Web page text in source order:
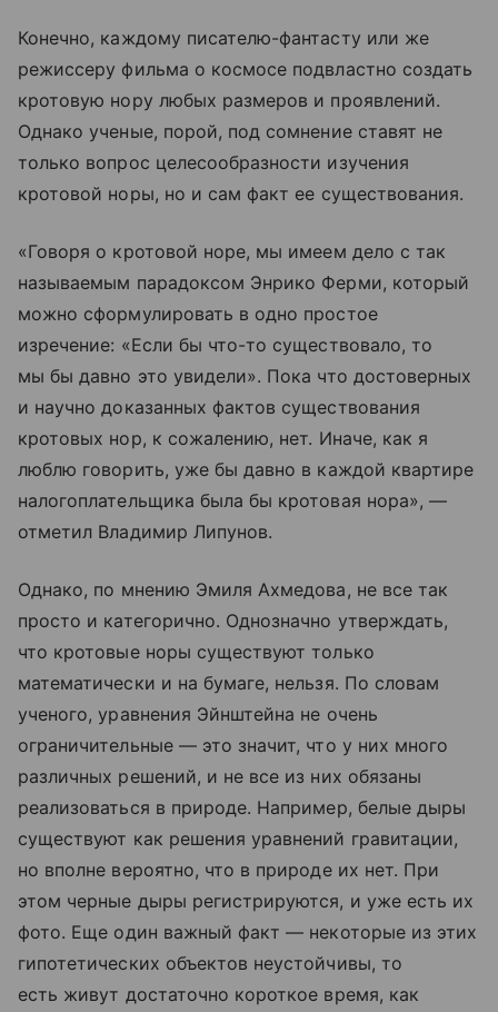
Конечно, каждому писателю-фантасту или же
режиссеру фильма о космосе подвластно создать
кротовую нору любых размеров и проявлений.
Однако ученые, порой, под сомнение ставят не
только вопрос целесообразности изучения
кротовой норы, но и сам факт ее существования.
«Говоря о кротовой норе, мы имеем дело с так
называемым парадоксом Энрико Ферми, который
можно сформулировать в одно простое
изречение: «Если бы что-то существовало, то
мы бы давно это увидели». Пока что достоверных
и научно доказанных фактов существования
кротовых нор, к сожалению, нет. Иначе, как я
люблю говорить, уже бы давно в каждой квартире
налогоплательщика была бы кротовая нора», —
отметил Владимир Липунов.
Однако, по мнению Эмиля Ахмедова, не все так
просто и категорично. Однозначно утверждать,
что кротовые норы существуют только
математически и на бумаге, нельзя. По словам
ученого, уравнения Эйнштейна не очень
ограничительные — это значит, что у них много
различных решений, и не все из них обязаны
реализоваться в природе. Например, белые дыры
существуют как решения уравнений гравитации,
но вполне вероятно, что в природе их нет. При
этом черные дыры регистрируются, и уже есть их
фото. Еще один важный факт — некоторые из этих
гипотетических объектов неустойчивы, то
есть живут достаточно короткое время, как